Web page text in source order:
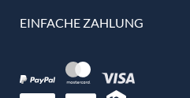
EINFACHE ZAHLUNG